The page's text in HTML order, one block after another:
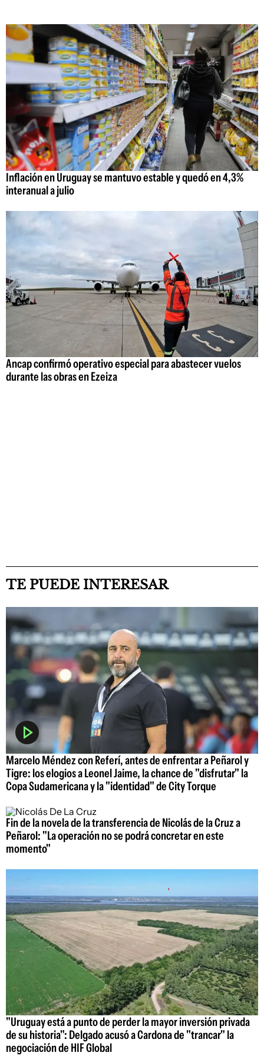
Inflación en Uruguay se mantuvo estable y quedó en 4,3%
interanual a julio
Ancap confirmó operativo especial para abastecer vuelos
durante las obras en Ezeiza
TE PUEDE INTERESAR
Marcelo Méndez con Referí, antes de enfrentar a Peñarol y
Tigre: los elogios a Leonel Jaime, la chance de "disfrutar" la
Copa Sudamericana y la "identidad" de City Torque
Fin de la novela de la transferencia de Nicolás de la Cruz a
Peñarol: "La operación no se podrá concretar en este
momento"
"Uruguay está a punto de perder la mayor inversión privada
de su historia": Delgado acusó a Cardona de "trancar" la
negociación de HIF Global